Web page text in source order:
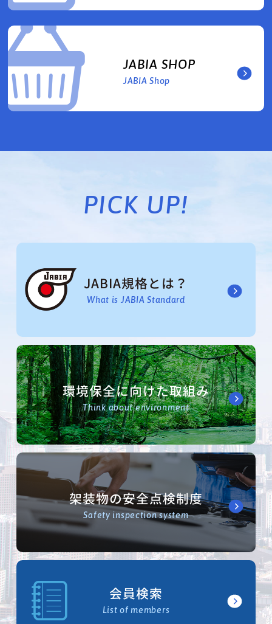
JABIA SHOP
JABIA Shop
PICK UP!
JABIA規格とは？
What is JABIA Standard
環境保全に向けた取組み
Think about environment
架装物の安全点検制度
Safety inspection system
会員検索
List of members